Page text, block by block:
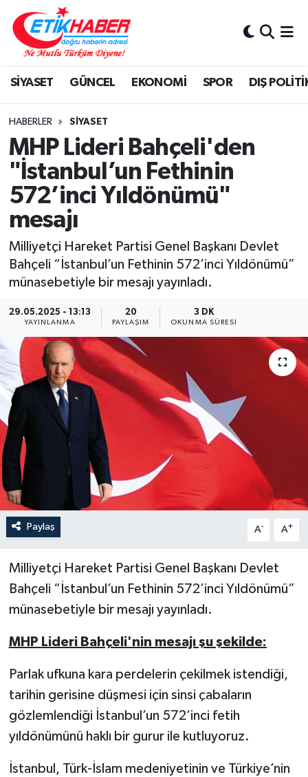
SİYASET GÜNCEL EKONOMİ SPOR DIŞ
HABERLER SİYASET
MHP Lideri Bahçeli'den
"İstanbul’un Fethinin
572’inci Yıldönümü"
mesajı
Milliyetçi Hareket Partisi Genel Başkanı Devlet
Bahçeli “İstanbul’un Fethinin 572’inci Yıldönümü”
münasebetiyle bir mesajı yayınladı.
29.05.2025 - 13:13
YAYINLANMA
20
PAYLAŞIM
3 DK
OKUNMA SÜRESI
Paylaş A- A+
Milliyetçi Hareket Partisi Genel Başkanı Devlet
Bahçeli “İstanbul’un Fethinin 572’inci Yıldönümü”
münasebetiyle bir mesajı yayınladı.
MHP Lideri Bahçeli'nin mesajı şu şekilde:
Parlak ufkuna kara perdelerin çekilmek istendiği,
tarihin gerisine düşmesi için sinsi çabaların
gözlemlendiği İstanbul’un 572’inci fetih
yıldönümünü haklı bir gurur ile kutluyoruz.
İstanbul, Türk-İslam medeniyetinin ve Türkiye’nin
BİLİM-TEKNOLOJİ
DIŞ POLİTİKA
DÜNYA
EĞİTİM GENÇLİK
EKONOMİ
KÖŞE YAZILARI
KÜLTÜR-SANAT-MAGAZİN
RÖPORTAJLAR
SAĞLIK
SİYASET
GÜNCEL
SPOR
Yerel
Nöbetçi Eczaneler
Hava Durumu
İstanbul Namaz Vakitleri
Trafik Durumu
Süper Lig Puan Durumu ve Fikstür
Tüm Manşetler
Son Dakika Haberleri